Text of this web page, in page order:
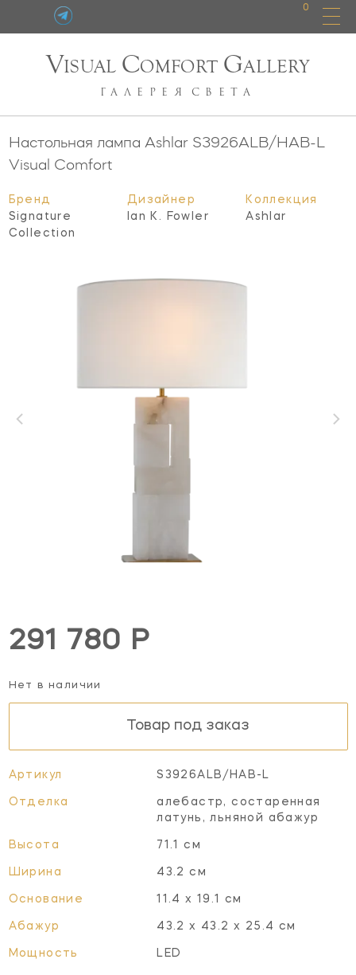
0
VISUAL COMFORT GALLERY
ГАЛЕРЕЯ СВЕТА
Настольная лампа Ashlar S3926ALB/HAB-L
Visual Comfort
Бренд
Signature
Collection
Дизайнер
Ian K. Fowler
Коллекция
Ashlar
291 780 Р
Нет в наличии
Товар под заказ
Артикул S3926ALB/HAB-L
Отделка
алебастр, состаренная
латунь, льняной абажур
Высота 71.1 см
Ширина 43.2 см
Основание 11.4 х 19.1 см
Абажур 43.2 x 43.2 x 25.4 см
Мощность LED